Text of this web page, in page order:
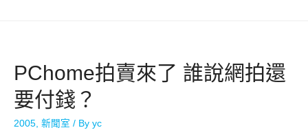
PChome拍賣來了 誰說網拍還
要付錢？
2005 新聞室 / By yc